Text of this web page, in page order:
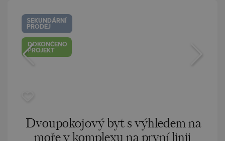
SEKUNDÁRNÍ
PRODEJ
DOKONČENO
PROJEKT
Dvoupokojový byt s výhledem na
moře v komplexu na první linii